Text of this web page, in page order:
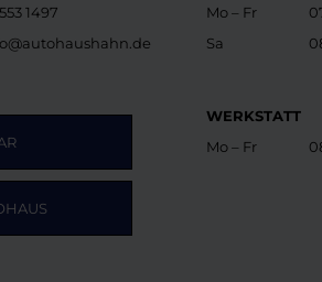
1497
Mo – Fr
Sa
WERKSTATT
Mo – Fr